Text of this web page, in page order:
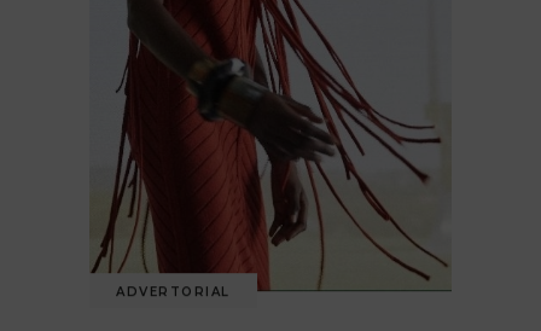
ADVERTORIAL